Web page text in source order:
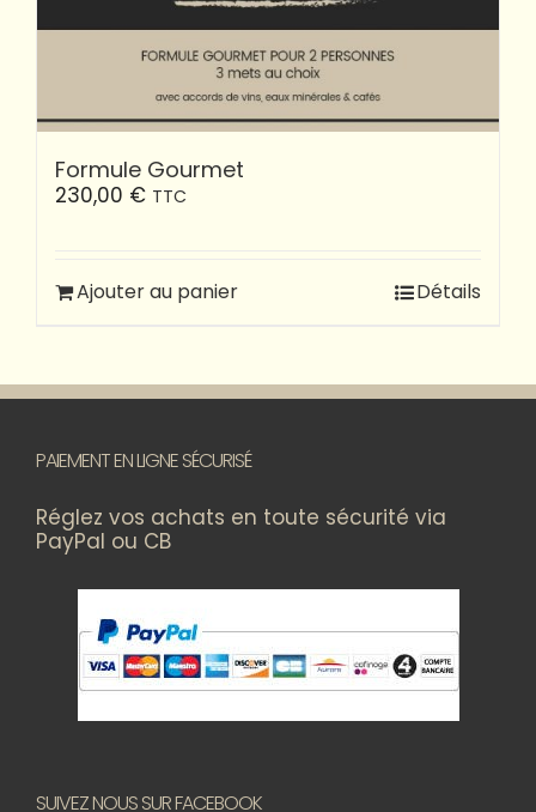
Formule Gourmet
230,00 € TTC
Ajouter au panier Détails
PAIEMENT EN LIGNE SÉCURISÉ
Réglez vos achats en toute sécurité via
PayPal ou CB
SUIVEZ NOUS SUR FACEBOOK